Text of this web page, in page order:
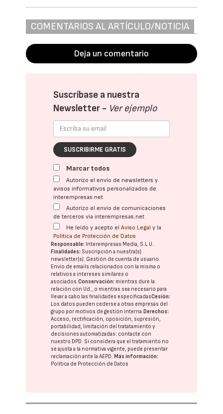
COMENTARIOS AL ARTÍCULO/NOTICIA
Deja un comentario
Suscríbase a nuestra
Newsletter - Ver ejemplo
SUSCRIBIRME GRATIS
Marcar todos
Autorizo el envío de newsletters y
avisos informativos personalizados de
interempresas.net
Autorizo el envío de comunicaciones
de terceros vía interempresas.net
He leído y acepto elAviso Legal y la
Política de Protección de Datos
Responsable: Interempresas Media, S.L.U.
Finalidades: Suscripción a nuestra(s)
newsletter(s). Gestión de cuenta de usuario.
Envío de emails relacionados con la misma o
relativos a intereses similares o
asociados.Conservación: mientras dure la
relación con Ud., o mientras sea necesario para
llevar a cabo las finalidades especificadasCesión:
Los datos pueden cederse a otras empresas del
grupo por motivos de gestión interna.Derechos:
Acceso, rectificación, oposición, supresión,
portabilidad, limitación del tratatamiento y
decisiones automatizadas: contacte con
nuestro DPD. Si considera que el tratamiento no
se ajusta a la normativa vigente, puede presentar
reclamación ante laAEPD.Más información:
Política de Protección de Datos